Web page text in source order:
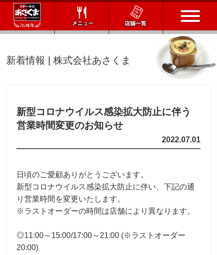
メニュー
会社情報
お問い合わせ
採用情報
採用トップ
新卒採用
中途採用
新着情報 | 株式会社あさくま
新型コロナウイルス感染拡大防止に伴う
営業時間変更のお知らせ
2022.07.01
日頃のご愛顧ありがとうございます。
新型コロナウイルス感染拡大防止に伴い、下記の通
り営業時間を変更いたします。
※ラストオーダーの時間は店舗により異なります。
◎11:00～15:00/17:00～21:00 (※ラストオーダー
20:00)